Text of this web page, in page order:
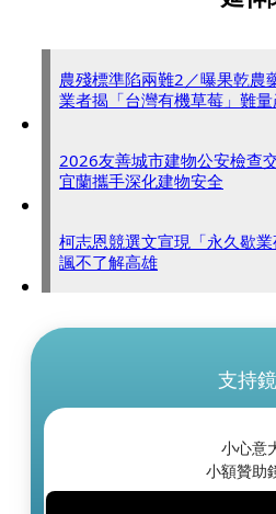
農殘標準陷兩難2／曝果乾農
業者揭「台灣有機草莓」難
2026友善城市建物公安檢查
宜蘭攜手深化建物安全
柯志恩競選文宣現「永久歇
諷不了解高雄
支持
小心意
小額贊助